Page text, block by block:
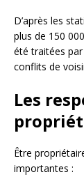
D’après les
plus de 150
été traitées
conflits de
Les
Être
importantes :